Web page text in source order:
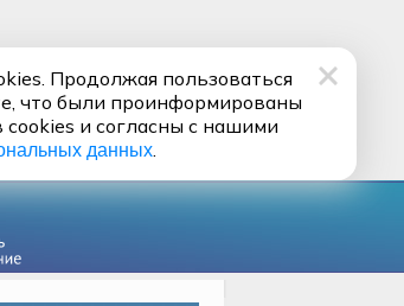
Продолжая пользоваться
что были проинформированы
и согласны с нашими
данных.